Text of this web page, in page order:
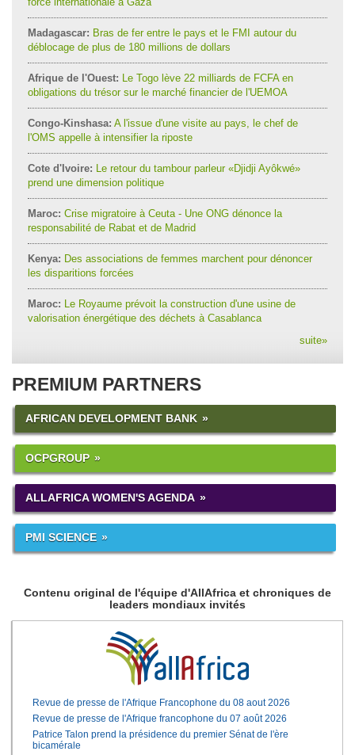
Madagascar: Bras de fer entre le pays et le FMI autour du
déblocage de plus de 180 millions de dollars
Afrique de l'Ouest: Le Togo lève 22 milliards de FCFA en
obligations du trésor sur le marché financier de l'UEMOA
Congo-Kinshasa: A l'issue d'une visite au pays, le chef de
l'OMS appelle à intensifier la riposte
Cote d'Ivoire: Le retour du tambour parleur «Djidji Ayôkwé»
prend une dimension politique
Maroc: Crise migratoire à Ceuta - Une ONG dénonce la
responsabilité de Rabat et de Madrid
Kenya: Des associations de femmes marchent pour dénoncer
les disparitions forcées
Maroc: Le Royaume prévoit la construction d'une usine de
valorisation énergétique des déchets à Casablanca
suite»
PREMIUM PARTNERS
AFRICAN DEVELOPMENT BANK
OCPGROUP
ALLAFRICA WOMEN'S AGENDA
PMI SCIENCE
Contenu original de l'équipe d'AllAfrica et chroniques de
leaders mondiaux invités
Revue de presse de l'Afrique Francophone du 08 aout 2026
Revue de presse de l'Afrique francophone du 07 août 2026
Patrice Talon prend la présidence du premier Sénat de l'ère
bicamérale